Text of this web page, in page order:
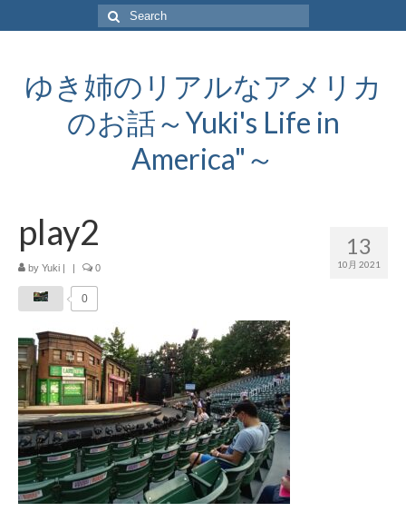
Search
for:
ゆき姉のリアルなアメリカ
のお話～Yuki's Life in
America"～
13
10月 2021
play2
by Yuki | | 0
0